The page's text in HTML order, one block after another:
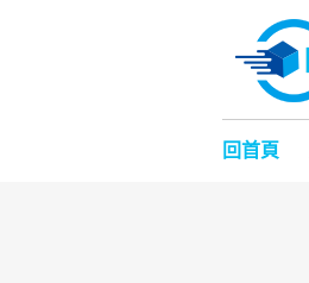
回首頁